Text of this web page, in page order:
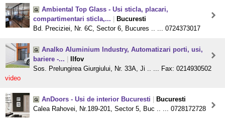
Ambiental Top Glass - Usi sticla, placari,
compartimentari sticla,...
Bucuresti
Bd. Preciziei, Nr. 6C, Sector 6, Bucures .. ... 0724373017
Analko Aluminium Industry, Automatizari porti, usi,
bariere -...
Ilfov
Sos. Prelungirea Giurgiului, Nr. 33A, Ji .. ... Fax: 0214930502
video
AnDoors - Usi de interior Bucuresti
Bucuresti
Calea Rahovei, Nr.189-201, Sector 5, Buc .. ... 0728172728